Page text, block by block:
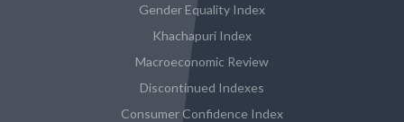
Gender Equality Index
Khachapuri Index
Macroeconomic Review
Discontinued Indexes
Consumer Confidence Index